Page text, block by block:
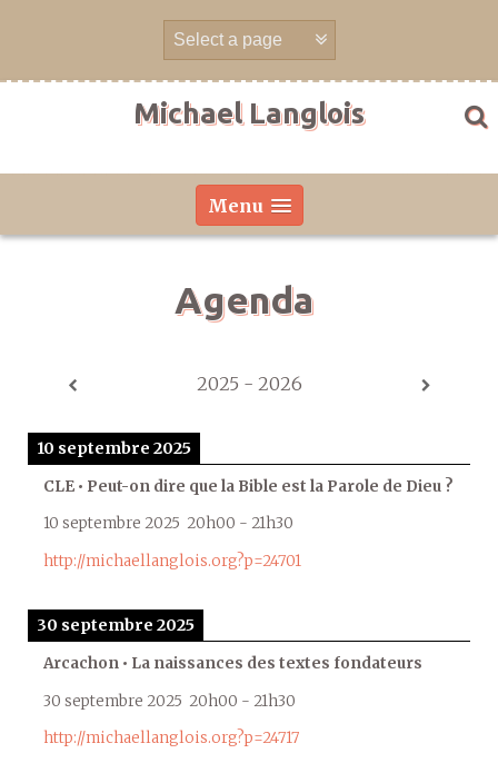
Michael Langlois
Menu
Agenda
2025 - 2026
10 septembre 2025
CLE • Peut-on dire que la Bible est la Parole de Dieu ?
10 septembre 2025 20h00 - 21h30
http://michaellanglois.org?p=24701
30 septembre 2025
Arcachon • La naissances des textes fondateurs
30 septembre 2025 20h00 - 21h30
http://michaellanglois.org?p=24717